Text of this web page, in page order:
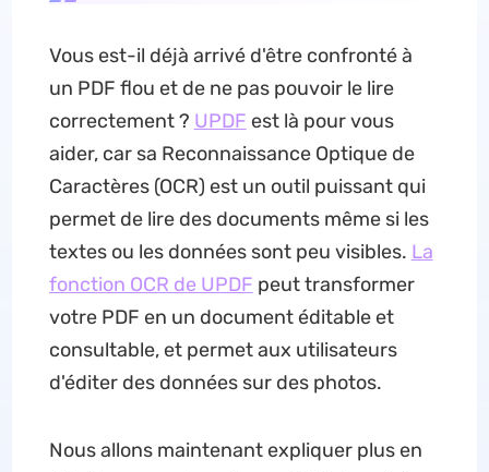
Vous est-il déjà arrivé d'être confronté à
un PDF flou et de ne pas pouvoir le lire
correctement ? UPDF est là pour vous
aider, car sa Reconnaissance Optique de
Caractères (OCR) est un outil puissant qui
permet de lire des documents même si les
textes ou les données sont peu visibles. La
fonction OCR de UPDF peut transformer
votre PDF en un document éditable et
consultable, et permet aux utilisateurs
d'éditer des données sur des photos.
Nous allons maintenant expliquer plus en